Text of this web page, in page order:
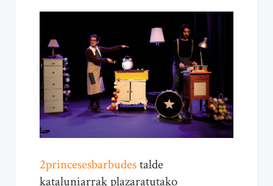
2princesesbarbudestalde
kataluniarrak plazaratutako